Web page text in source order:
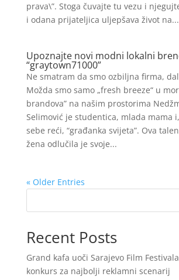
prava\”. Stoga čuvajte tu vezu i
i odana prijateljica uljepšava život na...
Upoznajte novi modni lokalni
“graytown71000”
Ne smatram da smo ozbiljna firma,
Možda smo samo „fresh breeze“ u
brandova” na našim prostorima
Selimović je studentica, mlada mama
sebe reći, “građanka svijeta”. Ova
žena odlučila je svoje...
« Older Entries
Recent Posts
Grand kafa uoči Sarajevo Film
konkurs za najbolji reklamni scenarij